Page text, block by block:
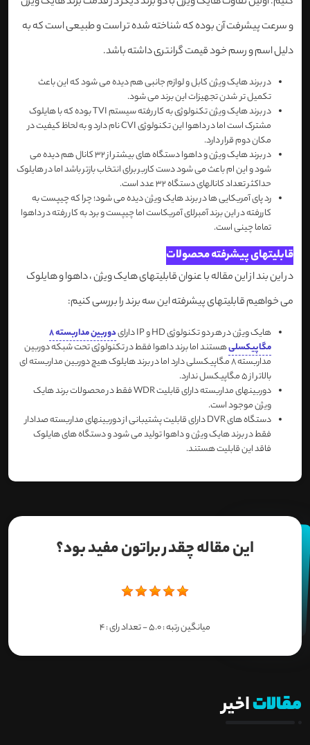
و سرعت پیشرفت آن بوده که شناخته شده تر است و طبیعی است که به
دلیل اسم و رسم خود قیمت گرانتری داشته باشد.
در برند هایک ویژن کابل و لوازم جانبی هم دیده می شود که این باعث
تکمیل تر شدن تجهیزات این برند می شود.
در برند هایک ویژن تکنولوژی به کار رفته سیستم TVI بوده که با هایلوک
مشترک است اما در داهوا این تکنولوژی CVI نام دارد و به لحاظ کیفیت در
مکان دوم قرار دارد.
در برند هایک ویژن و داهوا دستگاه های بیشتر از 32 کانال هم دیده می
شود و این ام باعث می شود دست کاربر برای انتخاب بازتر باشد اما در هایلوک
حداکثر تعداد کانالهای دستگاه 32 عدد است.
رد پای آمریکایی ها در برند هایک ویژن دیده می شود؛ چرا که چیپست به
کاررفته در این برند آمبرلای آمریکاست اما چیپست و برد به کار رفته در داهوا
تماما چینی است.
قابلیتهای پیشرفته محصولات
در این بند از این مقاله با عنوان قابلیتهای هایک ویژن ، داهوا و هایلوک
می خواهیم قابلیتهای پیشرفته این سه برند را بررسی کنیم:
هایک ویژن در هر دو تکنولوژی HD و IP دارای
دوربین مداربسته 8
مگاپیکسلیهستند اما برند داهوا فقط در تکنولوژی تحت شبکه دوربین
مداربسته 8 مگاپیکسلی دارد اما در برند هایلوک هیچ دوربین مداربسته ای
بالاتر از 5 مگاپیکسل ندارد.
دوربینهای مداربسته دارای قابلیت WDR فقط در محصولات برند هایک
ویژن موجود است.
دستگاه های DVR دارای قابلیت پشتیبانی از دوربینهای مداربسته صدادار
فقط در برند هایک ویژن و داهوا تولید می شود و دستگاه های هایلوک
فاقد این قابلیت هستند.
این مقاله چقدر براتون مفید بود؟
میانگین رتبه :5.0- تعداد رای :4
مقالاتاخیر